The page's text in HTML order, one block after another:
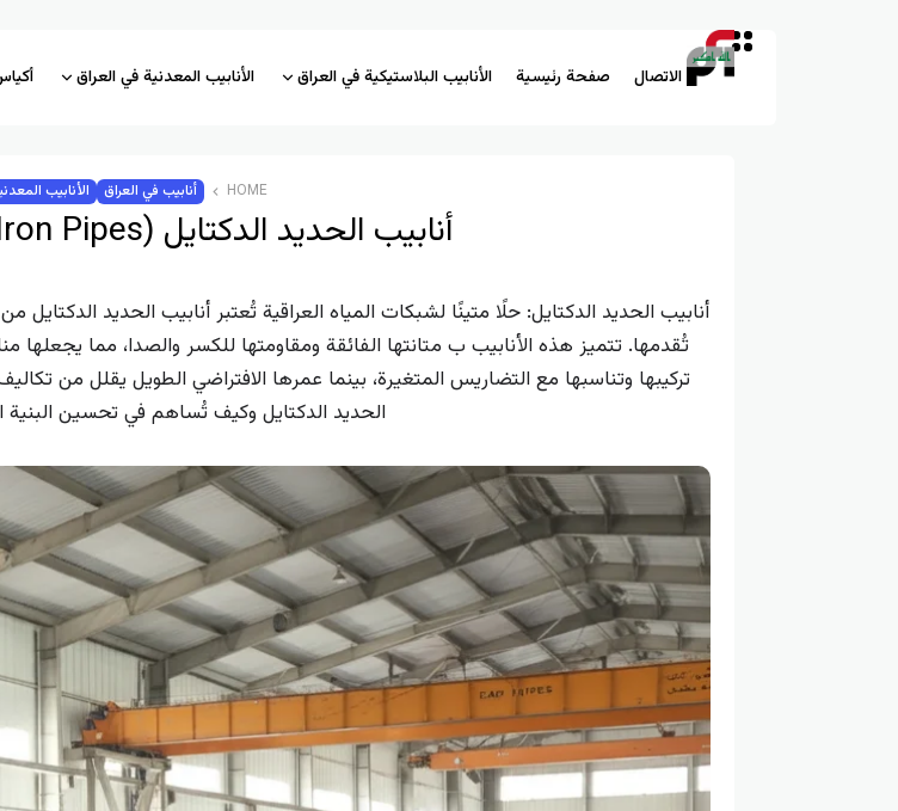
الاتصال صفحة رئيسية الأنابيب البلاستيكية في العراق الأنابيب المعدنية في العراق
HOME أنابیب في العراق الأنابيب
أنابيب الحديد الدكتايل (Ductile Iron Pipes) في العراق
أنابيب الحديد الدكتايل: حلًا متينًا لشبكات المياه العراقية تُعتبر أنابيب الحديد الدكتايل
تُقدمها. تتميز هذه الأنابيب ب متانتها الفائقة ومقاومتها للكسر والصدا، مما يجعلها
تركيبها وتناسبها مع التضاريس المتغيرة، بينما عمرها الافتراضي الطويل يقلل من
الحديد الدكتايل وكيف تُساهم في تحسين البنية